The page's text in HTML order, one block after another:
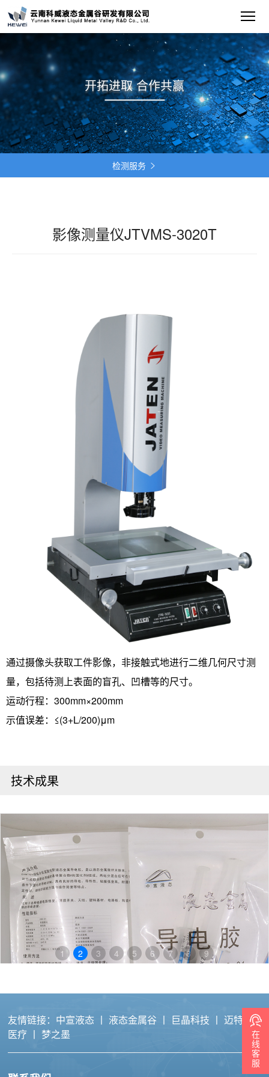
开拓进取 合作共赢
检测服务 
影像测量仪JTVMS-3020T
通过摄像头获取工件影像，非接触式地进行二维几何尺寸测
量，包括待测上表面的盲孔、凹槽等的尺寸。
运动行程：300mm×200mm
示值误差：≤(3+L/200)μm
技术成果
1 2 3 4 5 6 7 8 9
友情链接： 中宣液态 丨 液态金属谷 丨 巨晶科技 丨迈特力
医疗 丨 梦之墨
在
线
客
服